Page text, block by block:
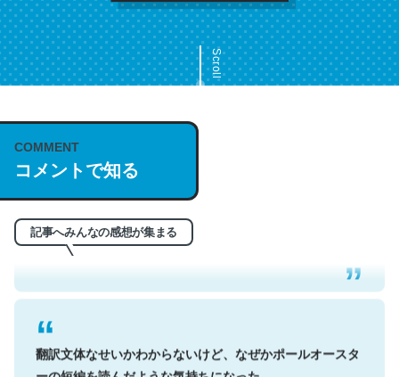
Scroll
COMMENT
コメントで知る
記事へみんなの感想が集まる
これは名文。彼はとてもクレバーなんだろうなと凄く思
─今のこの状況が信じられるかい？ by ラーズ・ヌートバー
翻訳文体なせいかわからないけど、なぜかポールオースタ
ーの短編を読んだような気持ちになった